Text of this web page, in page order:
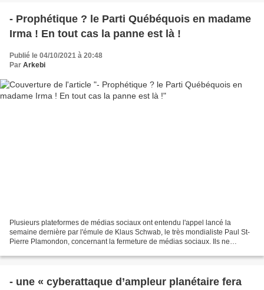
- Prophétique ? le Parti Québéquois en madame
Irma ! En tout cas la panne est là !
Publié le 04/10/2021 à 20:48
Par Arkebi
Plusieurs plateformes de médias sociaux ont entendu l'appel lancé la
semaine dernière par l'émule de Klaus Schwab, le très mondialiste Paul St-
Pierre Plamondon, concernant la fermeture de médias sociaux. Ils ne
- une « cyberattaque d’ampleur planétaire fera